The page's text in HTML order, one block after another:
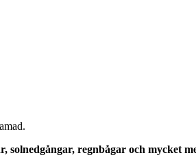
regnbågar och mycket